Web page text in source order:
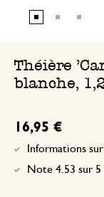
Théière
blanche,
16,95 €
Informations
Note 4.53 sur 5